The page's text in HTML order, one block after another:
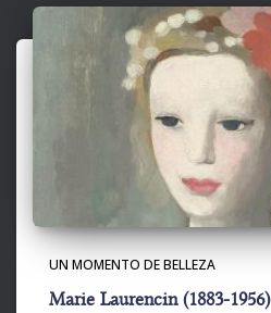
UN MOMENTO DE BELLEZA
Marie Laurencin (1883-1956)